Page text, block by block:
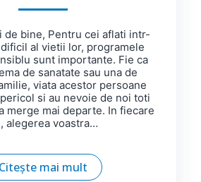
de bine, Pentru cei aflati intr-
al vietii lor, programele
sunt importante. Fie ca
de sanatate sau una de
viata acestor persoane
si au nevoie de noi toti
merge mai departe. In fiecare
alegerea voastra…
Citește mai mult